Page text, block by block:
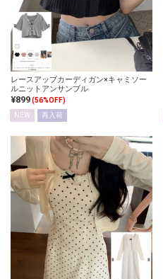
レースアップカーディガン×キャミソー
ルニットアンサンブル
¥899(56%OFF)
NEW
再入荷